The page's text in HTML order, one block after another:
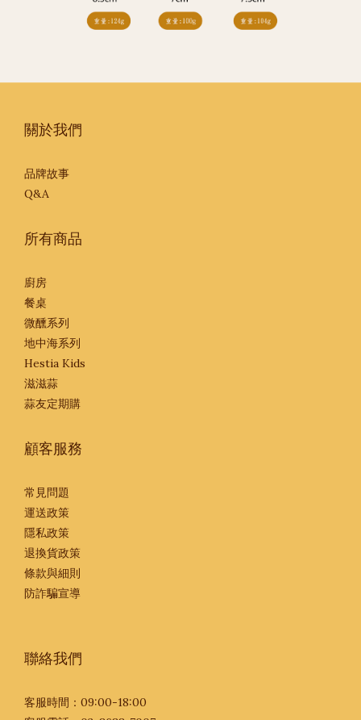
關於我們
品牌故事
Q&A
所有商品
廚房
餐桌
微醺系列
地中海系列
Hestia Kids
滋滋蒜
蒜友定期購
顧客服務
常見問題
運送政策
隱私政策
退換貨政策
條款與細則
防詐騙宣導
聯絡我們
客服時間：09:00-18:00